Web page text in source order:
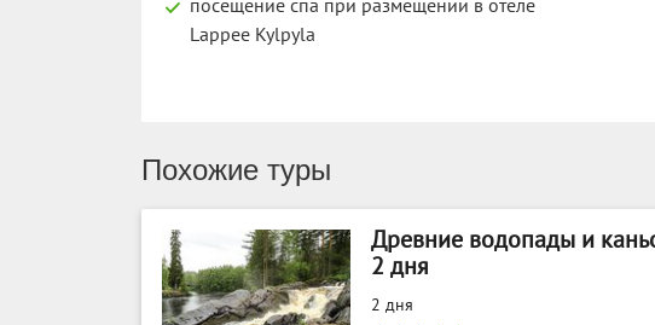
посещение спа при размещении в отеле
Lappee Kylpyla
Похожие туры
Древние водопады и
2 дня
2 дня